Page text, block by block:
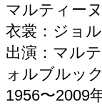
マルティー
衣裳：ジョ
出演：マル
ォルブルック
1956〜2009